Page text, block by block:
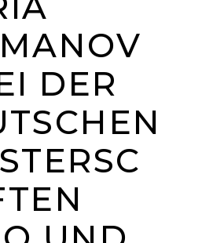
DER